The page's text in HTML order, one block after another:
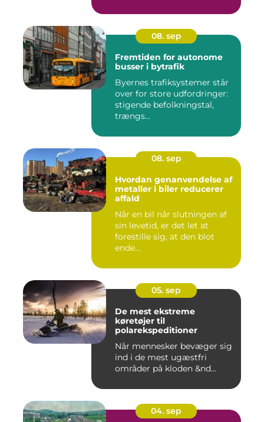
08. sep
Fremtiden for autonome
busser i bytrafik
Byernes trafiksystemer står
over for store udfordringer:
stigende befolkningstal,
trængs...
08. sep
Hvordan genanvendelse af
metaller i biler reducerer
affald
Når en bil når slutningen af
sin levetid, er det let at
forestille sig, at den blot
ende...
05. sep
De mest ekstreme
køretøjer til
polarekspeditioner
Når mennesker bevæger sig
ind i de mest ugæstfri
områder på kloden &nd...
04. sep